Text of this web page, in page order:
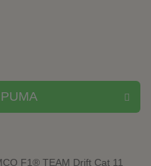
F1® TEAM Drift Cat 11